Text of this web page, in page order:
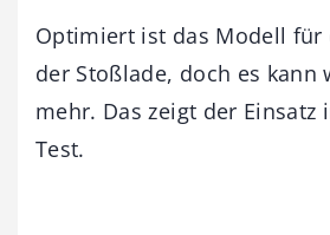
Optimiert ist das Modell für
der Stoßlade, doch es kann
mehr. Das zeigt der Einsatz
Test.